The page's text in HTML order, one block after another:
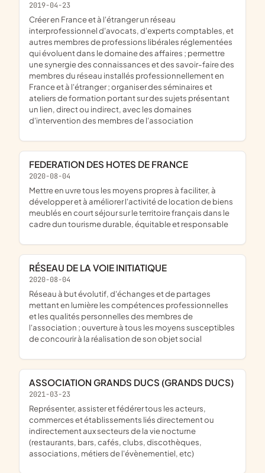
2019-04-23
créer en France et à l'étranger un réseau
interprofessionnel d'avocats, d'experts comptables, et
autres membres de professions libérales réglementées
qui évoluent dans le domaine des affaires ; permettre
une synergie des connaissances et des savoir-faire des
membres du réseau installés professionnellement en
France et à l'étranger ; organiser des séminaires et
ateliers de formation portant sur des sujets présentant
un lien, direct ou indirect, avec les domaines
d'intervention des membres de l'association
FEDERATION DES HOTES DE FRANCE
2020-08-04
mettre en uvre tous les moyens propres à faciliter, à
développer et à améliorer l'activité de location de biens
meublés en court séjour sur le territoire français dans le
cadre dun tourisme durable, équitable et responsable
RÉSEAU DE LA VOIE INITIATIQUE
2020-08-04
réseau à but évolutif, d'échanges et de partages
mettant en lumière les compétences professionnelles
et les qualités personnelles des membres de
l'association ; ouverture à tous les moyens susceptibles
de concourir à la réalisation de son objet social
ASSOCIATION GRANDS DUCS (GRANDS DUCS)
2021-03-23
représenter, assister et fédérer tous les acteurs,
commerces et établissements liés directement ou
indirectement aux secteurs de la vie nocturne
(restaurants, bars, cafés, clubs, discothèques,
associations, métiers de l'évènementiel, etc)